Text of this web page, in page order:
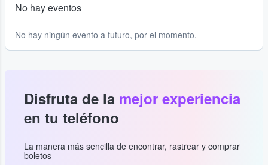
No hay eventos
No hay ningún evento a futuro, por el momento.
Disfruta de la mejor experiencia
en tu teléfono
La manera más sencilla de encontrar, rastrear y comprar
boletos